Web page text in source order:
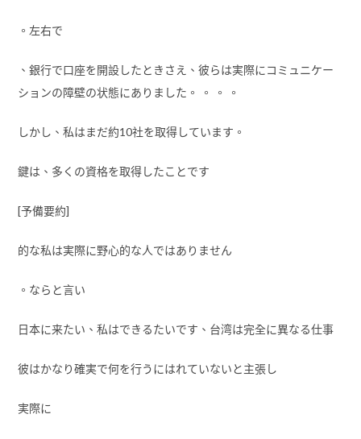
。左右で
、銀行で口座を開設したときさえ、彼らは実際にコミュニケー
ションの障壁の状態にありました。 。 。 。
しかし、私はまだ約10社を取得しています。
鍵は、多くの資格を取得したことです
[予備要約]
的な私は実際に野心的な人ではありません
。ならと言い
日本に来たい、私はできるたいです、台湾は完全に異なる仕事
彼はかなり確実で何を行うにはれていないと主張し
実際に